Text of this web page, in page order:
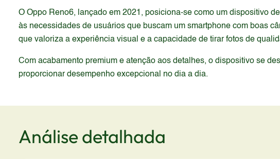
O Oppo Reno6, lançado em 2021, posiciona-se como um dispositivo
às necessidades de usuários que buscam um smartphone com boas
que valoriza a experiência visual e a capacidade de tirar fotos de
Com acabamento premium e atenção aos detalhes, o dispositivo se
proporcionar desempenho excepcional no dia a dia.
Análise detalhada